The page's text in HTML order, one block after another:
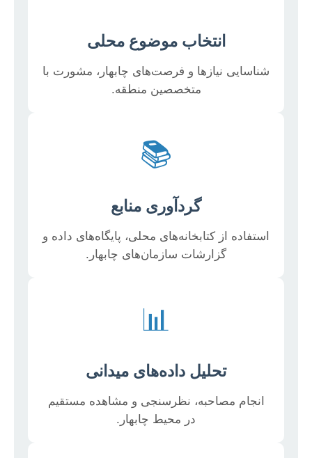
انتخاب موضوع محلی
شناسایی نیازها و فرصت‌های چابهار، مشورت با
متخصصین منطقه.
📚
گردآوری منابع
استفاده از کتابخانه‌های محلی، پایگاه‌های داده و
گزارشات سازمان‌های چابهار.
📊
تحلیل داده‌های میدانی
انجام مصاحبه، نظرسنجی و مشاهده مستقیم
در محیط چابهار.